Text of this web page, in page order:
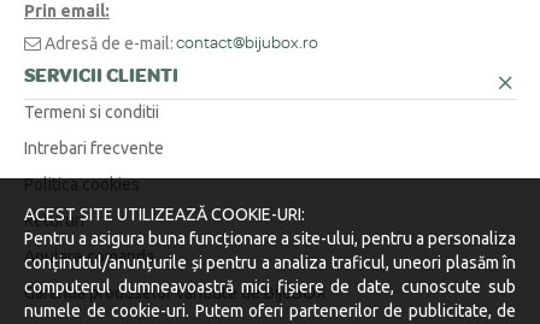
Prin email:
Adresă de e-mail: contact@bijubox.ro
SERVICII CLIENTI
Termeni si conditii
Intrebari frecvente
Politica cookies
Retururi
Anulare comanda
Garantia produselor vandute de BijuBOX
ACEST SITE UTILIZEAZĂ COOKIE-URI:
Pentru a asigura buna funcționare a site-ului, pentru a personaliza
conținutul/anunțurile și pentru a analiza traficul, uneori plasăm în
computerul dumneavoastră mici fișiere de date, cunoscute sub
numele de cookie-uri. Putem oferi partenerilor de publicitate, de